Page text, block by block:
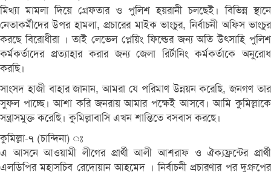
মিথ্যা মামলা দিয়ে গ্রেফতার ও পুলিশ হয়রানী চলছেই। বিভিন্ন স্থানে
নেতাকর্মীদের উপর হামলা, প্রচারের মাইক ভাংচুর, নির্বাচনী অফিস ভাংচুর
করছে বিরোধীরা । তাই লেভেল প্লেয়িং ফিল্ডের জন্য অতি উৎসাহি পুলিশ
কর্মকর্তাদের প্রত্যাহার করার জন্য জেলা রির্টানিং কর্মকর্তাকে অনুরোধ
করছি।
সাংসদ হাজী বাহার জানান, আমরা যে পরিমাণ উন্নয়ন করেছি, জনগণ তার
সুফল পাচ্ছে। আশা করি জনরায় আমার পক্ষেই আসবে। আমি কুমিল্লাকে
সন্ত্রাসমুক্ত করেছি। কুমিল্লাবাসি এখন শান্তিতে বসবাস করছে।
কুমিল্লা-৭ (চান্দিনা) ঃ
এ আসনে আওয়ামী লীগের প্রার্থী আলী আশরাফ ও ঐক্যফ্রন্টের প্রার্থী
এলডিপির মহাসচিব রেদোয়ান আহমেদ । নির্বাচনী প্রচারণার পর দুগ্রুপের